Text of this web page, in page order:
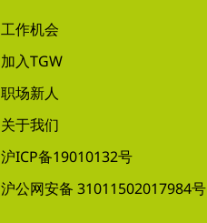
工作机会
加入TGW
职场新人
关于我们
沪ICP备19010132号
沪公网安备 31011502017984号